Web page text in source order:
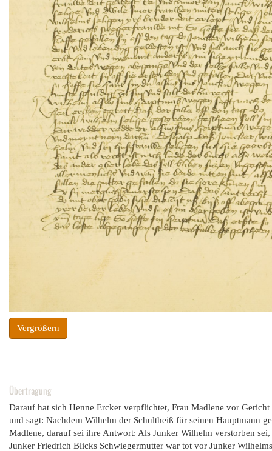
Vergrößern
Übertragung
Darauf hat sich Henne Ercker verpflichtet, Frau Madlene vor
und sagt: Nachdem Wilhelm der Schultheiß für seinen Hauptmann
Madlene, darauf sei ihre Antwort: Als Junker Wilhelm verstorben
Junker Friedrich Blicks Schwiegermutter war tot vor Junker